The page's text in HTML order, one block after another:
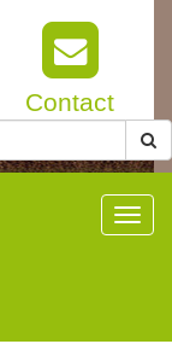
Contact